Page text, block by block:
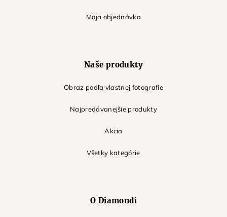
Moja objednávka
Naše produkty
Obraz podľa vlastnej fotografie
Najpredávanejšie produkty
Akcia
Všetky kategórie
O Diamondi